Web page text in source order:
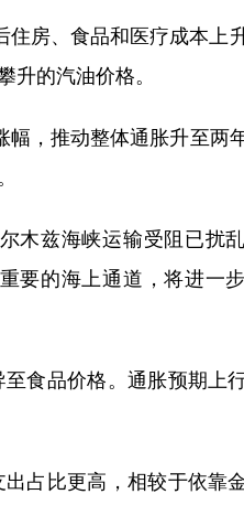
房、食品和医疗成本上
升的汽油价格。
，推动整体通胀升至两年
兹海峡运输受阻已扰
要的海上通道，将进一
食品价格。通胀预期上
占比更高，相较于依靠